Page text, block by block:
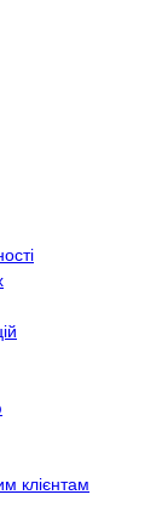
клієнтам